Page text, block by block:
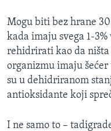
Mogu biti bez hrane
kada imaju svega 1-
rehidrirati kao da ništa
organizmu imaju
su u dehidriranom
antioksidante koji
I ne samo to –